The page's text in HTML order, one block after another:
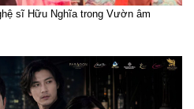
sĩ Hữu Nghĩa trong Vườn âm